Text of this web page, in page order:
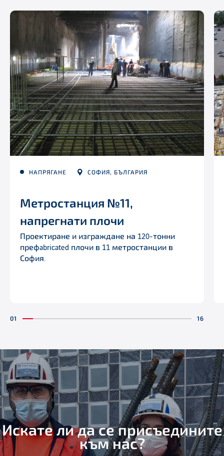
НАПРЯГАНЕ СОФИЯ, БЪЛГАРИЯ
Метростанция №11,
напрегнати плочи
Проектиране и изграждане на 120-тонни
префabricated плочи в 11 метростанции в
София.
Искате ли да се присъедините
към нас?